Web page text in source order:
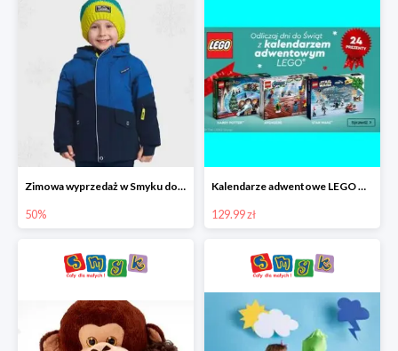
Zimowa wyprzedaż w Smyku do -50%
50%
Kalendarze adwentowe LEGO w Smyku w super cenie
129.99 zł